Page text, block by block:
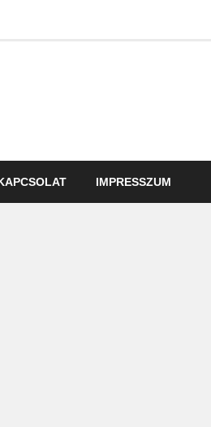
IMPRESSZUM